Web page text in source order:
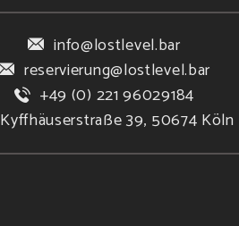
info@lostlevel.bar
reservierung@lostlevel.bar
+49 (0) 221 96029184
Kyffhäuserstraße 39, 50674 Köln